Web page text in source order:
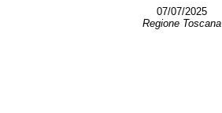
07/07/2025
Regione Toscana